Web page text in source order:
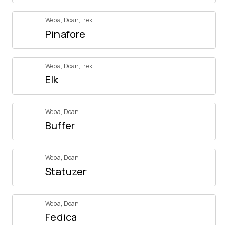
Weba, Doan, Ireki
Pinafore
Weba, Doan, Ireki
Elk
Weba, Doan
Buffer
Weba, Doan
Statuzer
Weba, Doan
Fedica